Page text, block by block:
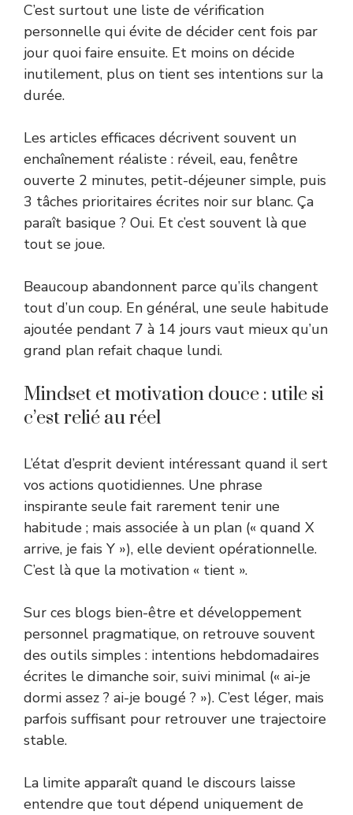
C’est surtout une liste de vérification
personnelle qui évite de décider cent fois par
jour quoi faire ensuite. Et moins on décide
inutilement, plus on tient ses intentions sur la
durée.
Les articles efficaces décrivent souvent un
enchaînement réaliste : réveil, eau, fenêtre
ouverte 2 minutes, petit-déjeuner simple, puis
3 tâches prioritaires écrites noir sur blanc. Ça
paraît basique ? Oui. Et c’est souvent là que
tout se joue.
Beaucoup abandonnent parce qu’ils changent
tout d’un coup. En général, une seule habitude
ajoutée pendant 7 à 14 jours vaut mieux qu’un
grand plan refait chaque lundi.
Mindset et motivation douce : utile si
c’est relié au réel
L’état d’esprit devient intéressant quand il sert
vos actions quotidiennes. Une phrase
inspirante seule fait rarement tenir une
habitude ; mais associée à un plan (« quand X
arrive, je fais Y »), elle devient opérationnelle.
C’est là que la motivation « tient ».
Sur ces blogs bien-être et développement
personnel pragmatique, on retrouve souvent
des outils simples : intentions hebdomadaires
écrites le dimanche soir, suivi minimal (« ai-je
dormi assez ? ai-je bougé ? »). C’est léger, mais
parfois suffisant pour retrouver une trajectoire
stable.
La limite apparaît quand le discours laisse
entendre que tout dépend uniquement de